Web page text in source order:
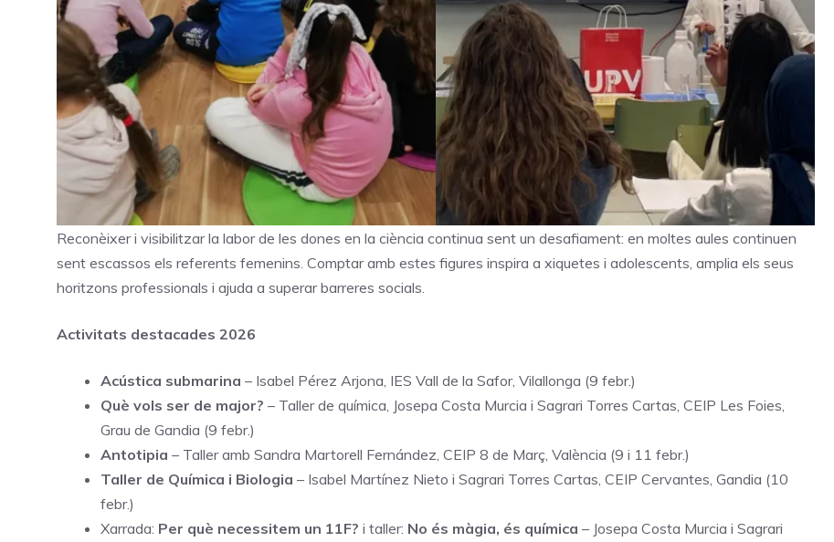
Reconèixer i visibilitzar la labor de les dones en la ciència continua sent un desafiament: en moltes aules continuen
sent escassos els referents femenins. Comptar amb estes figures inspira a xiquetes i adolescents, amplia els seus
horitzons professionals i ajuda a superar barreres socials.
Activitats destacades 2026
Acústica submarina – Isabel Pérez Arjona, IES Vall de la Safor, Vilallonga (9 febr.)
Què vols ser de major? – Taller de química, Josepa Costa Murcia i Sagrari Torres Cartas, CEIP Les Foies,
Grau de Gandia (9 febr.)
Antotipia – Taller amb Sandra Martorell Fernández, CEIP 8 de Març, València (9 i 11 febr.)
Taller de Química i Biologia – Isabel Martínez Nieto i Sagrari Torres Cartas, CEIP Cervantes, Gandia (10
febr.)
Xarrada: Per què necessitem un 11F? i taller: No és màgia, és química – Josepa Costa Murcia i Sagrari